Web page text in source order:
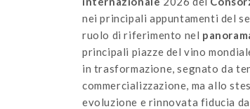
nei principali appuntamenti del
ruolo di riferimento nel
principali piazze del vino
in trasformazione, segnato da
commercializzazione, ma allo
evoluzione e rinnovata fiducia